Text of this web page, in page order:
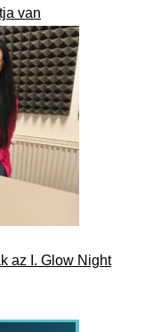
van
az I. Glow Night